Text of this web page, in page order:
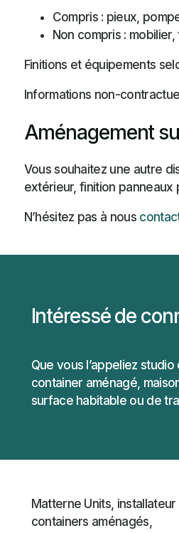
Compris : pieux,
Non compris :
Finitions et équipements
Informations non-
Aménagement
Vous souhaitez une autre
extérieur, finition
N’hésitez pas à nous
Intéressé de
Que vous l’appeliez
container aménagé,
surface habitable ou de
Matterne Units, installateur
containers aménagés,